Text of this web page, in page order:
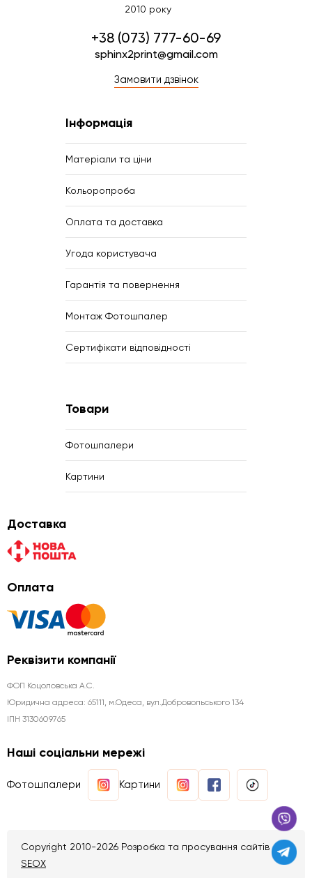
2010 року
+38 (073) 777-60-69
sphinx2print@gmail.com
Замовити дзвінок
Інформація
Матеріали та ціни
Кольоропроба
Оплата та доставка
Угода користувача
Гарантія та повернення
Монтаж Фотошпалер
Сертифікати відповідності
Товари
Фотошпалери
Картини
Доставка
Оплата
Реквізити компанії
ФОП Коцоловська А.С.
Юридична aдреса: 65111, м.Одеса, вул.Добровольського 134
ІПН 3130609765
Наші соціальни мережі
Фотошпалери Картини
Copyright 2010-2026 Розробка та просування сайтів
SEOX